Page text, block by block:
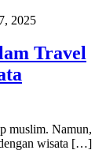
2025
Travel
muslim. Namun,
wisata […]